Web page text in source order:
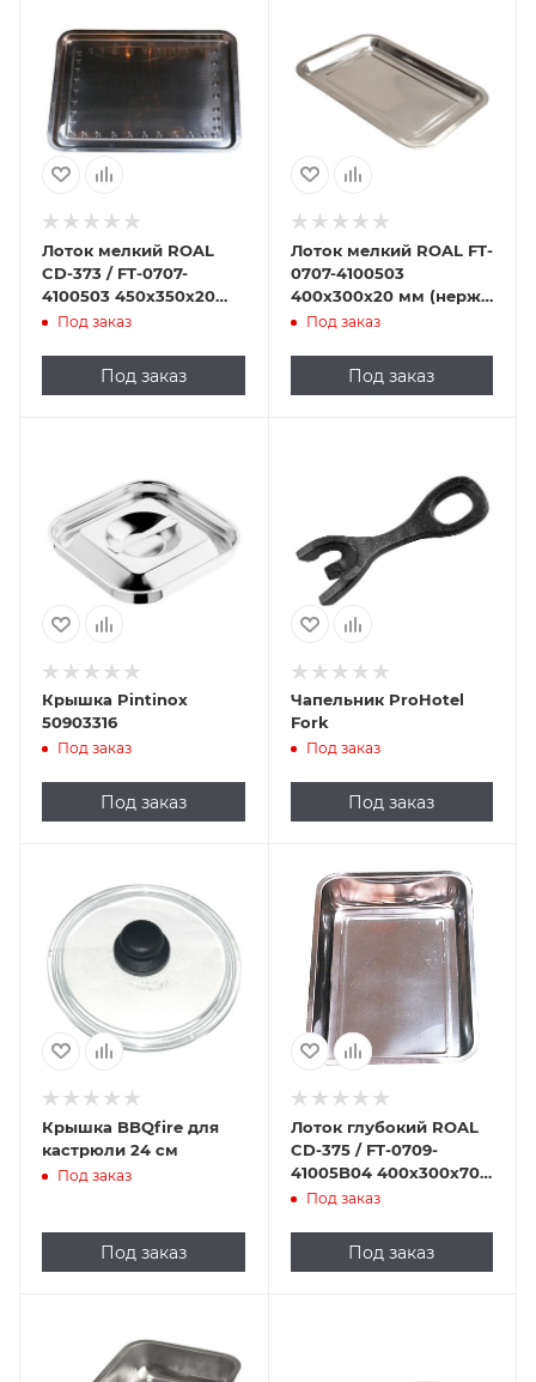
Лоток мелкий ROAL
CD-373 / FT-0707-
4100503 450х350х20
мм (нерж. сталь)
Под заказ
Под заказ
Лоток мелкий ROAL FT-
0707-4100503
400х300х20 мм (нерж.
сталь)
Под заказ
Под заказ
Крышка Pintinox
50903316
Под заказ
Под заказ
Чапельник ProHotel
Fork
Под заказ
Под заказ
Крышка BBQfire для
кастрюли 24 см
Под заказ
Под заказ
Лоток глубокий ROAL
CD-375 / FT-0709-
41005B04 400х300х70
мм (нерж. сталь)
Под заказ
Под заказ